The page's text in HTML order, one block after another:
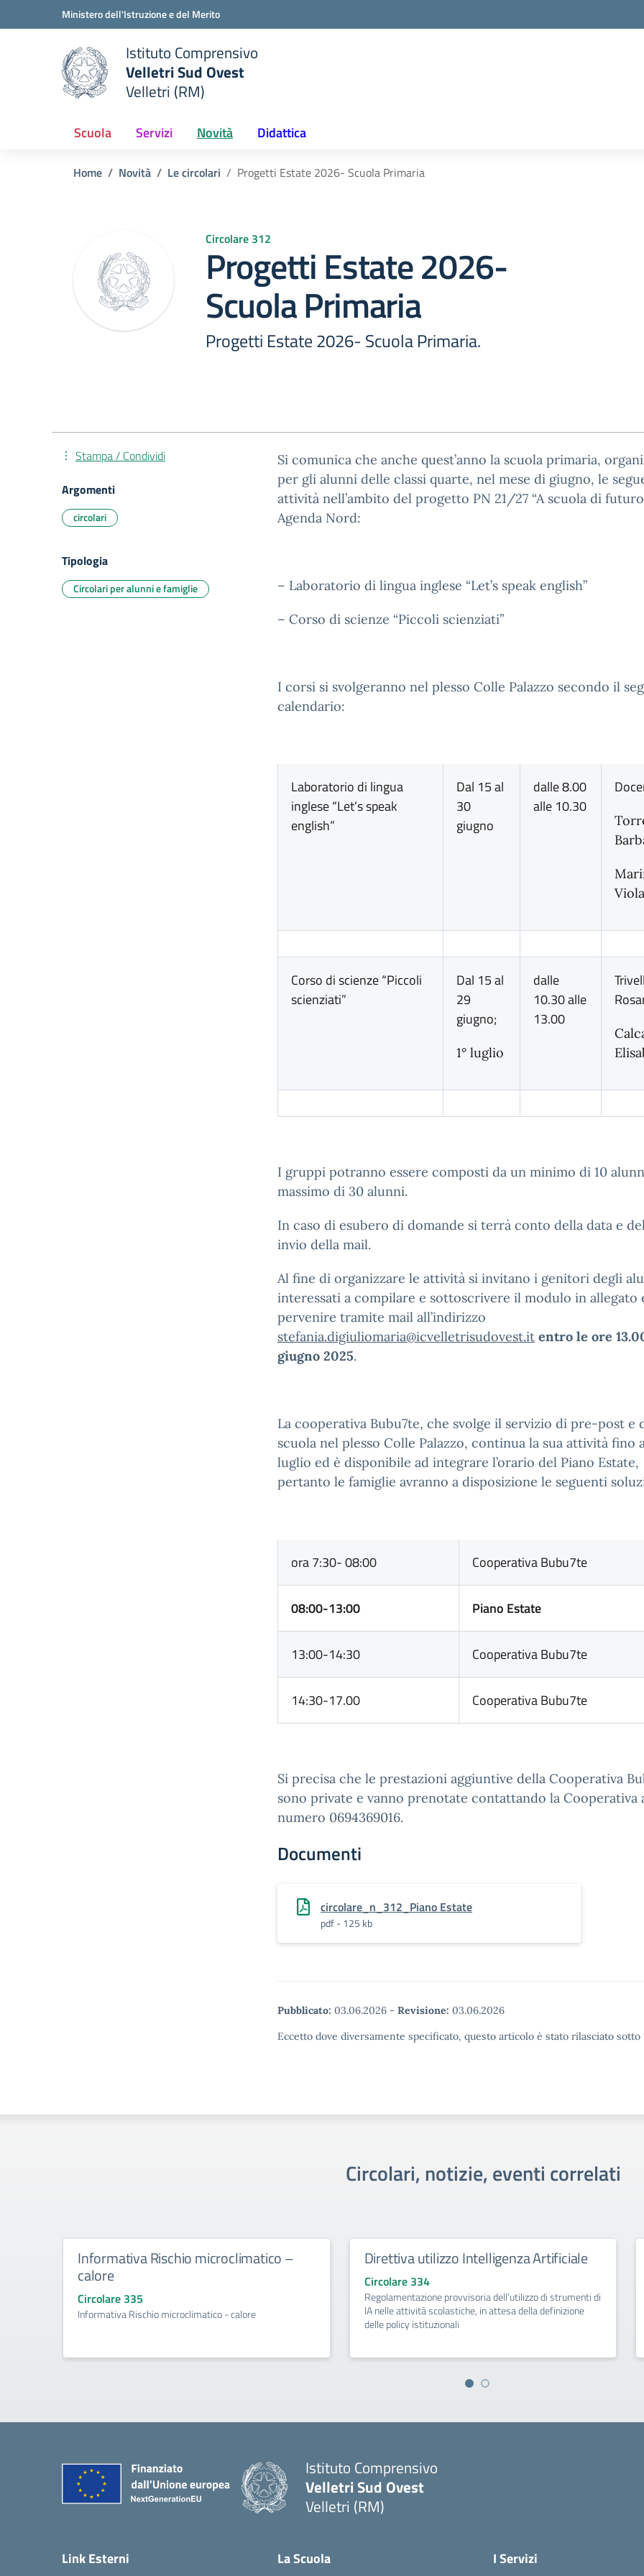
Vai ai contenuti
Vai al menu di navigazioneMinistero dell'Istruzione e del Merito
scuola
Istituto Comprensivo
Velletri Sud Ovest
Velletri (RM)
Scuola Servizi Novità Didattica
Home Novità Le circolari Progetti Estate 2026- Scuola Primaria
Circolare 312
Progetti Estate 2026-
Scuola Primaria
Progetti Estate 2026- Scuola Primaria.
Si comunica che anche quest’anno la scuola primaria,
per gli alunni delle classi quarte, nel mese di giugno, le
attività nell’ambito del progetto PN 21/27 “A scuola di
Agenda Nord:
– Laboratorio di lingua inglese “Let’s speak english”
– Corso di scienze “Piccoli scienziati”
I corsi si svolgeranno nel plesso Colle Palazzo secondo il
calendario:
Laboratorio di lingua
inglese “Let’s speak
english”
Dal 15 al
30
giugno
dalle 8.00
alle 10.30
Viola
Corso di scienze “Piccoli
scienziati”
Dal 15 al
29
giugno;
1° luglio
dalle
10.30 alle
13.00
I gruppi potranno essere composti da un minimo di 10
massimo di 30 alunni.
In caso di esubero di domande si terrà conto della data e
invio della mail.
Al fine di organizzare le attività si invitano i genitori degli
interessati a compilare e sottoscrivere il modulo in allegato
pervenire tramite mail all’indirizzo
stefania.digiuliomaria@icvelletrisudovest.it entro le ore
giugno 2025.
La cooperativa Bubu7te, che svolge il servizio di pre-post e
scuola nel plesso Colle Palazzo, continua la sua attività fino
luglio ed è disponibile ad integrare l’orario del Piano Estate,
pertanto le famiglie avranno a disposizione le seguenti
ora 7:30- 08:00 Cooperativa Bubu7te
08:00-13:00 Piano Estate
13:00-14:30 Cooperativa Bubu7te
14:30-17.00 Cooperativa Bubu7te
Si precisa che le prestazioni aggiuntive della Cooperativa
sono private e vanno prenotate contattando la Cooperativa
numero 0694369016.
Documenti
circolare_n_312_Piano Estate
pdf - 125 kb
Pubblicato: 03.06.2026 - Revisione: 03.06.2026
Eccetto dove diversamente specificato, questo articolo è stato rilasciato
Stampa / Condividi
Argomenti
circolari
Tipologia
Circolari per alunni e famiglie
Circolari, notizie, eventi correlati
Informativa Rischio microclimatico –
calore
Circolare 335
Informativa Rischio microclimatico - calore
Direttiva utilizzo Intelligenza Artificiale
Circolare 334
Regolamentazione provvisoria dell’utilizzo di strumenti di
IA nelle attività scolastiche, in attesa della definizione
delle policy istituzionali
Istituto Comprensivo
Velletri Sud Ovest
Velletri (RM)
Link Esterni La Scuola I Servizi